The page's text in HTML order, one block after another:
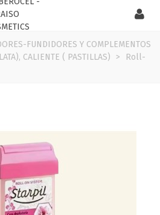
FUNDIDORES Y COMPLEMENTOS
CALIENTE ( PASTILLAS) >
Roll-